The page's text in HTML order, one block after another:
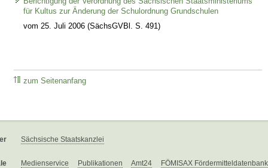
für Kultus zur Änderung der Schulordnung Grundschulen
vom 25. Juli 2006 (SächsGVBl. S. 491)
zum Seitenanfang
Sächsische Staatskanzlei
Medienservice Publikationen Amt24 FÖMISAX Fördermitteldatenbank